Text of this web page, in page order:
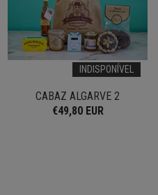
INDISPONÍVEL
CABAZ ALGARVE 2
€49,80 EUR